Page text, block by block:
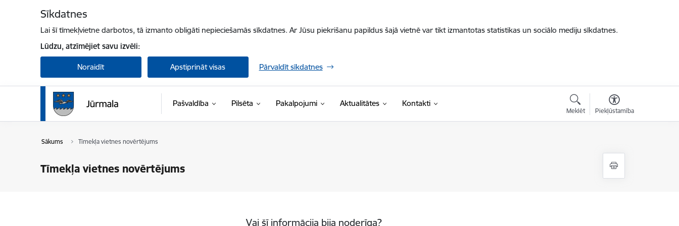
Sīkdatnes
Lai šī tīmekļvietne darbotos, tā izmanto obligāti nepieciešamās sīkdatnes. Ar Jūsu piekrišanu papildus šajā vietnē var tikt izmantotas statistikas un sociālo mediju sīkdatnes.
Lūdzu, atzīmējiet savu izvēli:
Noraidīt Apstiprināt visas Pārvaldīt sīkdatnes
Pašvaldība Pilsēta Pakalpojumi Aktualitātes Kontakti
Meklēt Piekļūstamība
Sākums Tīmekļa vietnes novērtējums
Tīmekļa vietnes novērtējums
Vai šī informācija bija noderīga?